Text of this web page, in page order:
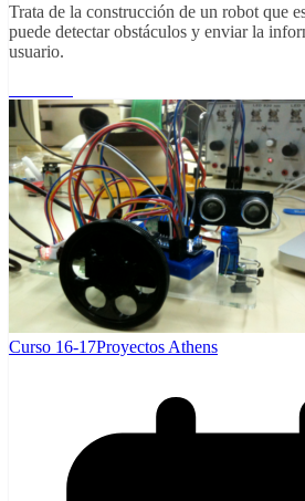
Trata de la construcción de un robot que
puede detectar obstáculos y enviar la
usuario.
Curso 16-17Proyectos Athens